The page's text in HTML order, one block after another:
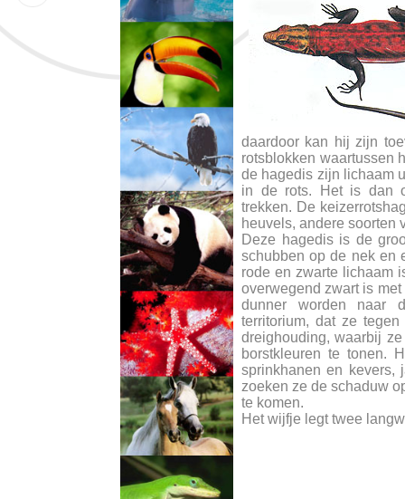
daardoor kan hij zijn
rotsblokken waartussen
de hagedis zijn lichaam
in de rots. Het is dan
trekken. De
heuvels, andere soorten
Deze hagedis is de
schubben op de nek en
rode en zwarte lichaam
overwegend zwart is
dunner worden naar
territorium, dat ze
dreighouding, waarbij
borstkleuren te tonen.
sprinkhanen en kevers,
zoeken ze de schaduw
te komen.
Het wijfje legt twee